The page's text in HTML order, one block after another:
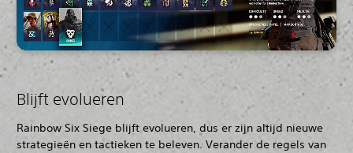
Blijft evolueren
Rainbow Six Siege blijft evolueren, dus er zijn altijd nieuwe
strategieën en tactieken te beleven. Verander de regels van